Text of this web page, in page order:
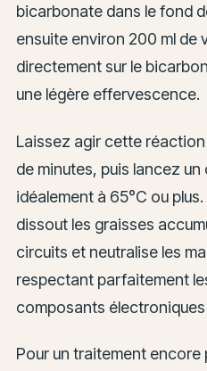
bicarbonate dans le fond
ensuite environ 200 ml de
directement sur le
une légère effervescence.
Laissez agir cette
de minutes, puis lancez
idéalement à 65°C ou
dissout les graisses
circuits et neutralise les
respectant parfaitement
composants
Pour un traitement encore